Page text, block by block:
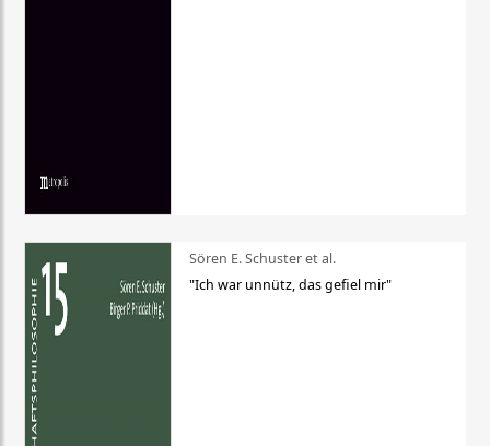
Sören E. Schuster et al.
"Ich war unnütz, das gefiel mir"